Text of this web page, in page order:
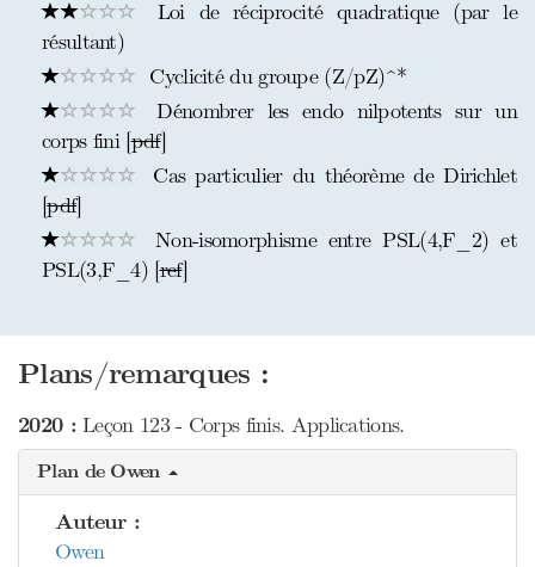
Loi de réciprocité quadratique (par le
résultant)
Cyclicité du groupe (Z/pZ)^*
Dénombrer les endo nilpotents sur un
corps fini [pdf]
Cas particulier du théorème de Dirichlet
[pdf]
Non-isomorphisme entre PSL(4,F_2) et
PSL(3,F_4) [ref]
Plans/remarques :
2020 :Leçon 123 - Corps finis. Applications.
Plan de Owen
Auteur :
Owen